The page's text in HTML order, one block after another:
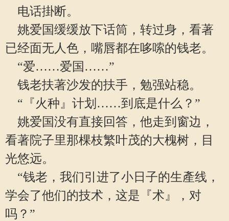
电话掛断。
姚爱国缓缓放下话筒，转过身，看著
已经面无人色，嘴唇都在哆嗦的钱老。
“爱……爱国……”
钱老扶著沙发的扶手，勉强站稳。
“『火种』计划……到底是什么？”
姚爱国没有直接回答，他走到窗边，
看著院子里那棵枝繁叶茂的大槐树，目
光悠远。
“钱老，我们引进了小日子的生產线，
学会了他们的技术，这是『术』，对
吗？”